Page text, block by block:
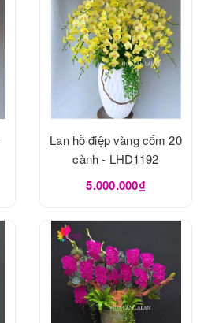
Lan hồ điệp vàng cốm 20
cành - LHD1192
5.000.000₫